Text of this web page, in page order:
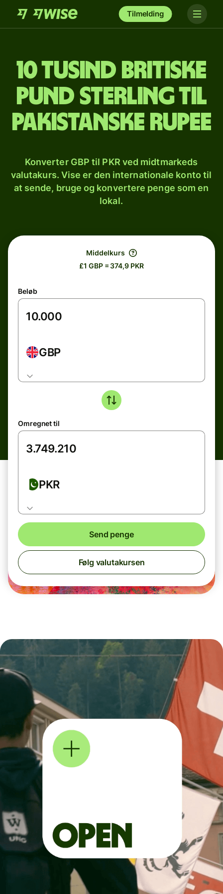
Tilmelding
10 tusind britiske
pund sterling til
pakistanske rupee
Konverter GBP til PKR ved midtmarkeds
valutakurs. Vise er den internationale konto til
at sende, bruge og konvertere penge som en
lokal.
Middelkurs
£1 GBP = 374,9 PKR
Beløb
GBP
Omregnet til
PKR
Send penge
Følg valutakursen